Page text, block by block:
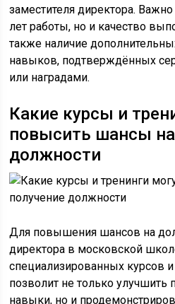
заместителя директора.
лет работы, но и качество
также наличие
навыков, подтверждённых
или наградами.
Какие курсы и
повысить шансы
должности
Для повышения шансов на
директора в московской
специализированных курсов
позволит не только
навыки, но и